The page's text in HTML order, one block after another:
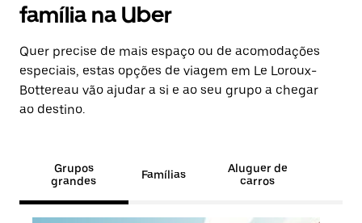
família na Uber
Quer precise de mais espaço ou de acomodações
especiais, estas opções de viagem em Le Loroux-
Bottereau vão ajudar a si e ao seu grupo a chegar
ao destino.
Grupos
grandes
Famílias
Aluguer de
carros